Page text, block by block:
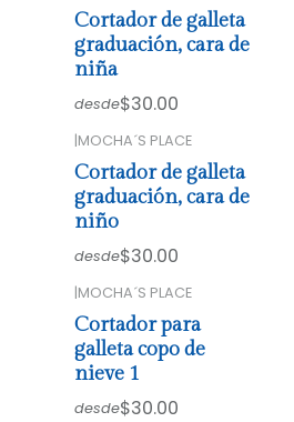
Cortador de galleta
graduación, cara de
niña
desde$30.00
|MOCHA´S PLACE
Cortador de galleta
graduación, cara de
niño
desde$30.00
|MOCHA´S PLACE
Cortador para
galleta copo de
nieve 1
desde$30.00